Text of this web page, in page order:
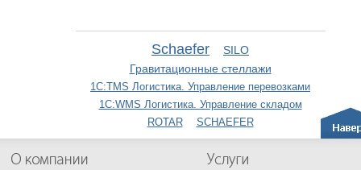
Schaefer
SILO
Гравитационные стеллажи
1С:TMS Логистика. Управление перевозками
1С:WMS Логистика. Управление складом
ROTAR
SCHAEFER